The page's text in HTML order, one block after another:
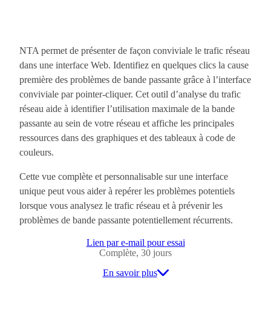
NTA permet de présenter de façon conviviale le trafic réseau
dans une interface Web. Identifiez en quelques clics la cause
première des problèmes de bande passante grâce à l’interface
conviviale par pointer-cliquer. Cet outil d’analyse du trafic
réseau aide à identifier l’utilisation maximale de la bande
passante au sein de votre réseau et affiche les principales
ressources dans des graphiques et des tableaux à code de
couleurs.
Cette vue complète et personnalisable sur une interface
unique peut vous aider à repérer les problèmes potentiels
lorsque vous analysez le trafic réseau et à prévenir les
problèmes de bande passante potentiellement récurrents.
Lien par e-mail pour essai
Complète, 30 jours
En savoir plus